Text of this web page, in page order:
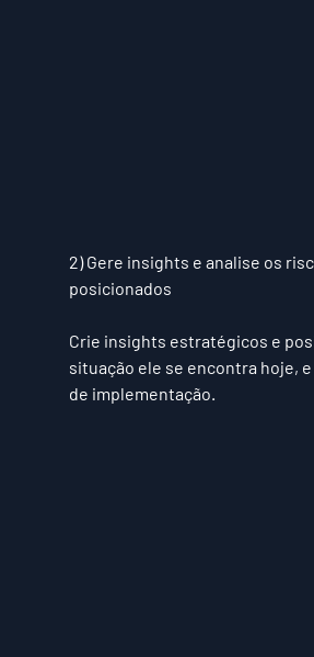
2) Gere insights e analise os
posicionados
Crie insights estratégicos e
situação ele se encontra hoje,
de implementação.